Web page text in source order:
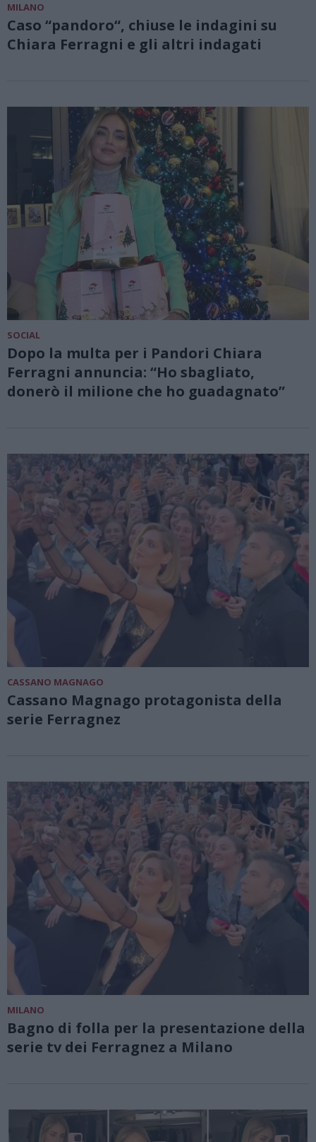
MILANO
Caso “pandoro“, chiuse le indagini su
Chiara Ferragni e gli altri indagati
SOCIAL
Dopo la multa per i Pandori Chiara
Ferragni annuncia: “Ho sbagliato,
donerò il milione che ho guadagnato”
CASSANO MAGNAGO
Cassano Magnago protagonista della
serie Ferragnez
MILANO
Bagno di folla per la presentazione della
serie tv dei Ferragnez a Milano